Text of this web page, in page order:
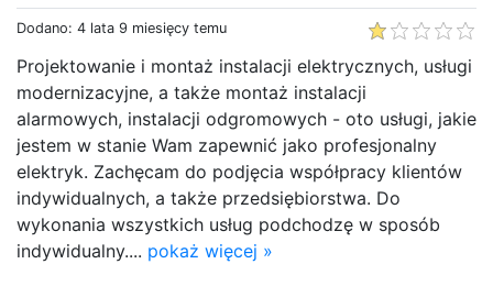
Dodano: 4 lata 9 miesięcy temu
Projektowanie i montaż instalacji elektrycznych, usługi
modernizacyjne, a także montaż instalacji
alarmowych, instalacji odgromowych - oto usługi, jakie
jestem w stanie Wam zapewnić jako profesjonalny
elektryk. Zachęcam do podjęcia współpracy klientów
indywidualnych, a także przedsiębiorstwa. Do
wykonania wszystkich usług podchodzę w sposób
indywidualny.... pokaż więcej »